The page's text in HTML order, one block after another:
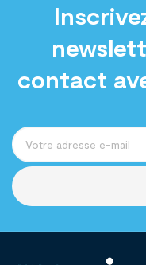
contact